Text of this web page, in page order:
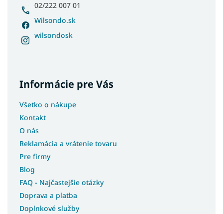
02/222 007 01
Wilsondo.sk
wilsondosk
Informácie pre Vás
Všetko o nákupe
Kontakt
O nás
Reklamácia a vrátenie tovaru
Pre firmy
Blog
FAQ - Najčastejšie otázky
Doprava a platba
Doplnkové služby